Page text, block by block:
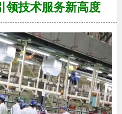
领技术服务新高度